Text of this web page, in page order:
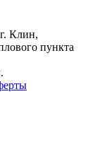
Клин,
пункта